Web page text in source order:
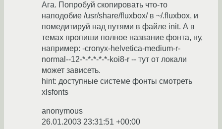
Ага. Попробуй скопировать что-то
наподобие /usr/share/fluxbox/ в ~/.fluxbox, и
помедитируй над путями в файле init. А в
темах пропиши полное название фонта, ну,
например: -cronyx-helvetica-medium-r-
normal--12-*-*-*-*-*-koi8-r -- тут от локали
может зависеть.
hint: доступные системе фонты смотреть
xlsfonts
anonymous
26.01.2003 23:31:51 +00:00